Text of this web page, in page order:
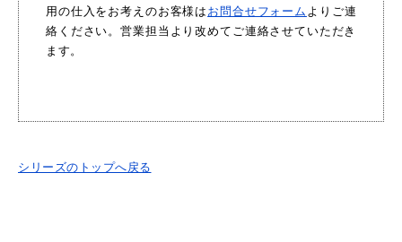
用の仕入をお考えのお客様は お問合せフォーム よりご連
絡ください。営業担当より改めてご連絡させていただき
ます。
シリーズのトップへ戻る